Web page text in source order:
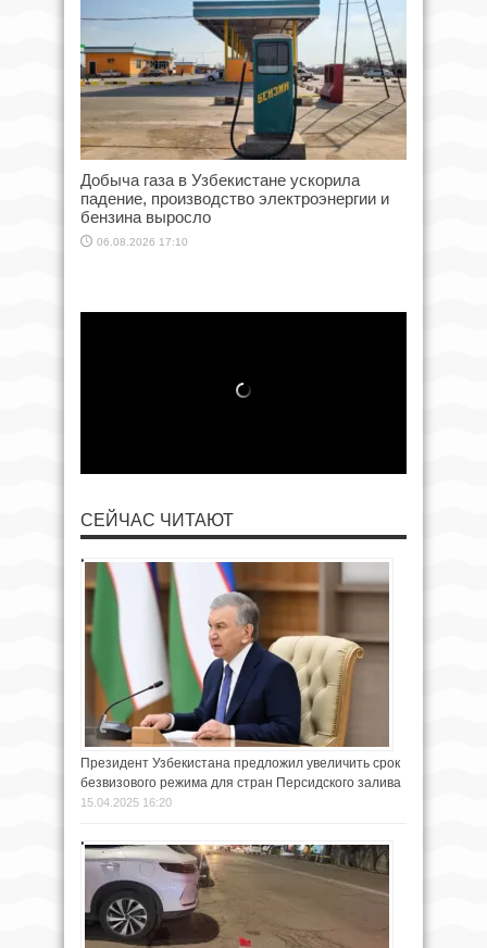
Добыча газа в Узбекистане ускорила
падение, производство электроэнергии и
бензина выросло
06.08.2026 17:10
СЕЙЧАС ЧИТАЮТ
Президент Узбекистана предложил увеличить срок
безвизового режима для стран Персидского залива
15.04.2025 16:20